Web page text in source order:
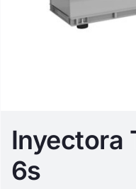
Inyectora
6s